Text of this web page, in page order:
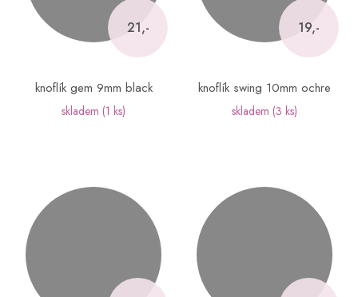
21,-
knoflík gem 9mm black
skladem (1 ks)
19,-
knoflík swing 10mm ochre
skladem (3 ks)